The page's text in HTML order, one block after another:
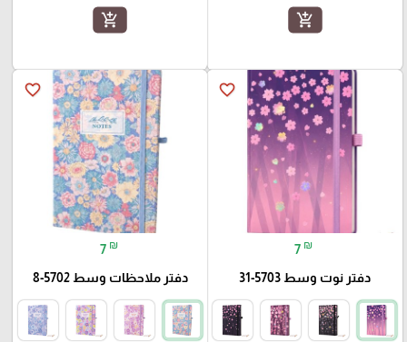
add_shopping_cart
add_shopping_cart
favorite_border
7 ₪
دفتر نوت وسط 5703-31
favorite_border
7 ₪
دفتر ملاحظات وسط 5702-8